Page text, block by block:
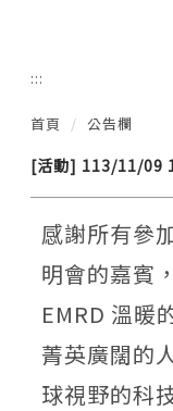
:::
首頁 公告欄
[活動] 113/11/09
感謝所有參
明會的嘉賓
EMRD 溫暖
菁英廣闊的
球視野的科